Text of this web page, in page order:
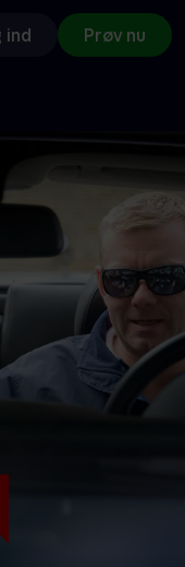
ind Prøv nu